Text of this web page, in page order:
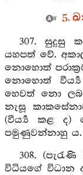
5.
307. සුදුසු
යහපත් වේ.
නොහොත්
නොහොත්
හෙවත් නො
නැසූ
(වීර්‍ය්‍ය කළ
පමුණුවන්නාහු ය.
308.
විධියගේ විධාන